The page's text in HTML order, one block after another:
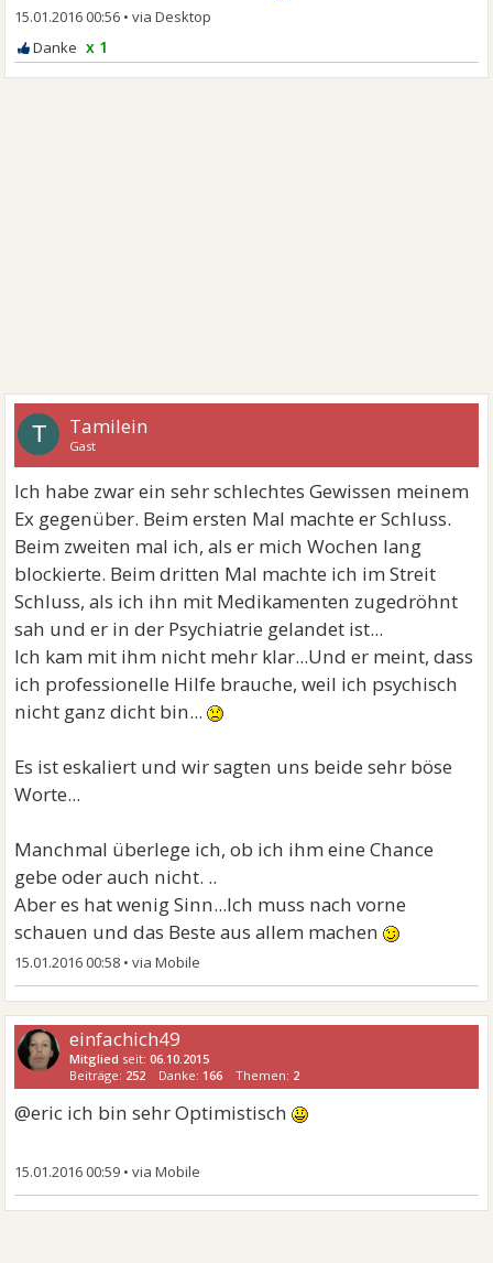
15.01.2016 00:56 •
x 1
T Tamilein
Gast
Ich habe zwar ein sehr schlechtes Gewissen meinem
Ex gegenüber. Beim ersten Mal machte er Schluss.
Beim zweiten mal ich, als er mich Wochen lang
blockierte. Beim dritten Mal machte ich im Streit
Schluss, als ich ihn mit Medikamenten zugedröhnt
sah und er in der Psychiatrie gelandet ist...
Ich kam mit ihm nicht mehr klar...Und er meint, dass
ich professionelle Hilfe brauche, weil ich psychisch
nicht ganz dicht bin...
Es ist eskaliert und wir sagten uns beide sehr böse
Worte...
Manchmal überlege ich, ob ich ihm eine Chance
gebe oder auch nicht. ..
Aber es hat wenig Sinn...Ich muss nach vorne
schauen und das Beste aus allem machen
15.01.2016 00:58 •
einfachich49
Mitglied seit:06.10.2015
Beiträge: 252 Danke: 166 Themen: 2
@eric ich bin sehr Optimistisch
15.01.2016 00:59 •